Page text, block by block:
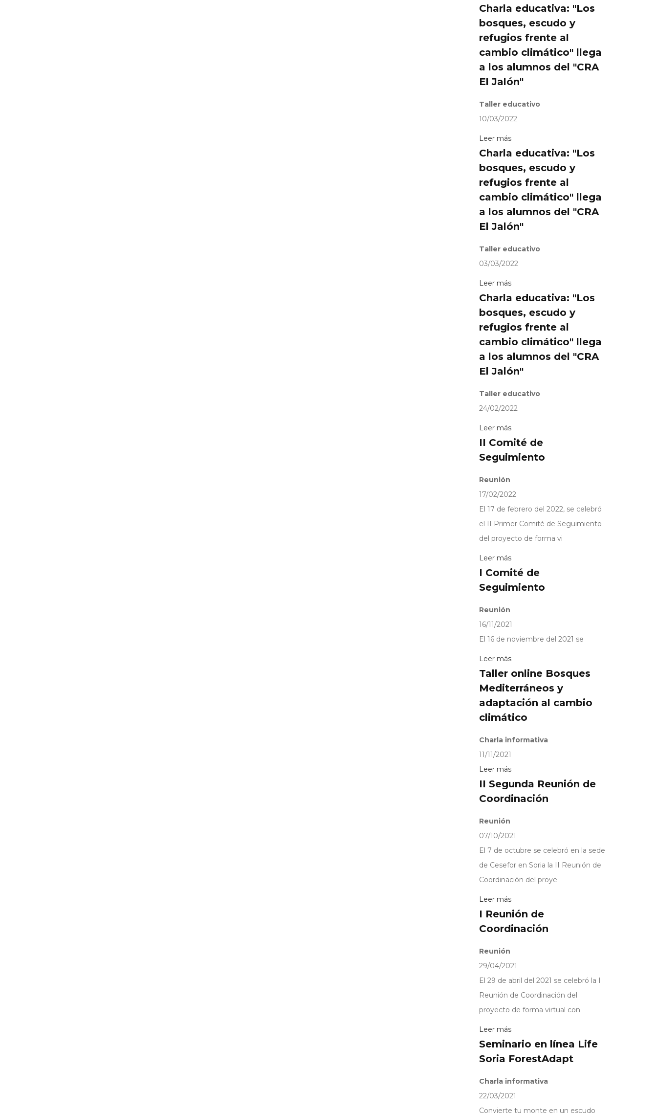
Charla educativa: "Los
bosques, escudo y
refugios frente al
cambio climático" llega
a los alumnos del "CRA
El Jalón"
Taller educativo
10/03/2022
Leer más
Charla educativa: "Los
bosques, escudo y
refugios frente al
cambio climático" llega
a los alumnos del "CRA
El Jalón"
Taller educativo
03/03/2022
Leer más
Charla educativa: "Los
bosques, escudo y
refugios frente al
cambio climático" llega
a los alumnos del "CRA
El Jalón"
Taller educativo
24/02/2022
Leer más
II Comité de
Seguimiento
Reunión
17/02/2022
El 17 de febrero del 2022, se celebró
el II Primer Comité de Seguimiento
del proyecto de forma vi
Leer más
I Comité de
Seguimiento
Reunión
16/11/2021
El 16 de noviembre del 2021 se
Leer más
Taller online Bosques
Mediterráneos y
adaptación al cambio
climático
Charla informativa
11/11/2021
Leer más
II Segunda Reunión de
Coordinación
Reunión
07/10/2021
El 7 de octubre se celebró en la sede
de Cesefor en Soria la II Reunión de
Coordinación del proye
Leer más
I Reunión de
Coordinación
Reunión
29/04/2021
El 29 de abril del 2021 se celebró la I
Reunión de Coordinación del
proyecto de forma virtual con
Leer más
Seminario en línea Life
Soria ForestAdapt
Charla informativa
22/03/2021
Convierte tu monte en un escudo